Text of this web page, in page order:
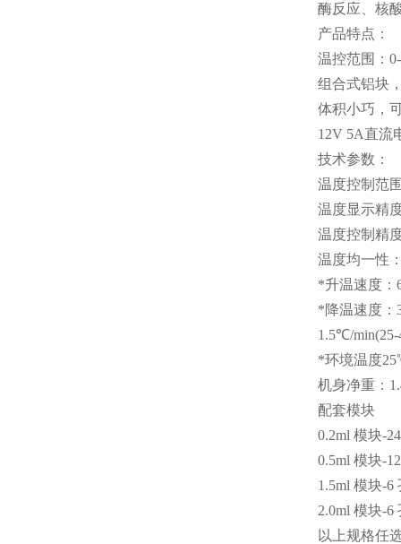
酶反应、核
产品特点：
温控范围：
组合式铝块
体积小巧，
12V 5A直流
技术参数：
温度控制范
温度显示精
温度控制精
温度均一性
*升温速度
*降温速度
1.5℃/
*环境温度
机身净重：
配套模块
0.2ml 模块-
0.5ml 模块-
1.5ml 模块-6
2.0ml 模块-6
以上规格任